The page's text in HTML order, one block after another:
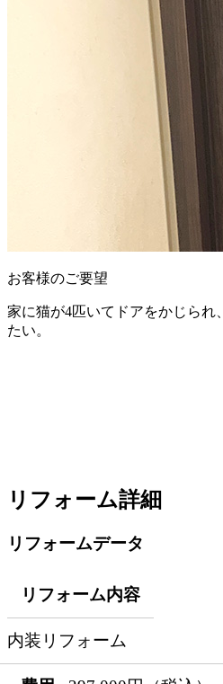
お客様のご要望
家に猫が4匹いてドアをかじられ
たい。
リフォーム詳細
リフォームデータ
リフォーム内容
内装リフォーム